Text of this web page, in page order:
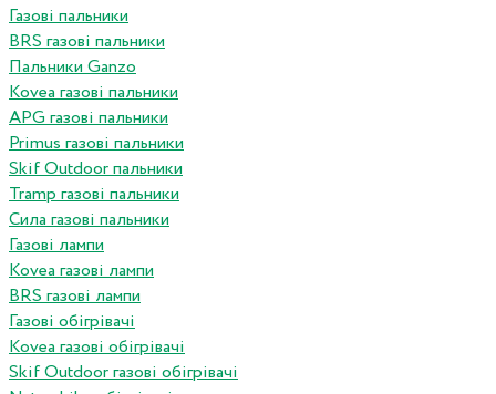
Газові пальники
BRS газові пальники
Пальники Ganzo
Kovea газові пальники
APG газові пальники
Primus газові пальники
Skif Outdoor пальники
Tramp газові пальники
Сила газові пальники
Газові лампи
Kovea газові лампи
BRS газові лампи
Газові обігрівачі
Kovea газові обігрівачі
Skif Outdoor газові обігрівачі